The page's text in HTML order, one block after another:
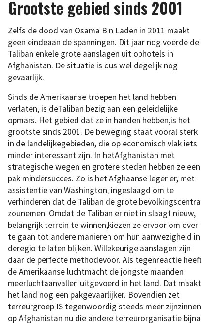
Grootste gebied sinds 2001
Zelfs de dood van Osama Bin Laden in 2011 maakt
geen eindeaan de spanningen. Dit jaar nog voerde de
Taliban enkele grote aanslagen uit ophotels in
Afghanistan. De situatie is dus wel degelijk nog
gevaarlijk.
Sinds de Amerikaanse troepen het land hebben
verlaten, is deTaliban bezig aan een geleidelijke
opmars. Het gebied dat ze in handen hebben,is het
grootste sinds 2001. De beweging staat vooral sterk
in de landelijkegebieden, die op economisch vlak iets
minder interessant zijn. In hetAfghanistan met
strategische wegen en grotere steden hebben ze een
pak mindersucces. Zo is het Afghaanse leger er, met
assistentie van Washington, ingeslaagd om te
verhinderen dat de Taliban de grote bevolkingscentra
zounemen. Omdat de Taliban er niet in slaagt nieuw,
belangrijk terrein te winnen,kiezen ze ervoor om over
te gaan tot andere manieren om hun aanwezigheid in
deregio te laten blijken. Willekeurige aanslagen zijn
daar de perfecte methodevoor. Als tegenreactie heeft
de Amerikaanse luchtmacht de jongste maanden
meerluchtaanvallen uitgevoerd in het land. Dat maakt
het land nog een pakgevaarlijker. Bovendien zet
terreurgroep IS tegenwoordig steeds meer zijnzinnen
op Afghanistan nu die andere terreurorganisatie bijna